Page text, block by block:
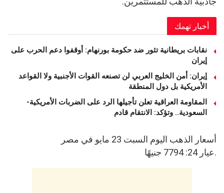
أخبار تهمك
نقابات بريطانية تثور ضد حكومة بورنهام: أوقفوا دعم الحرب على
إيران
إيران: أمن الخليج العربي لن تصنعه القوات الأجنبية ولا القواعد
الأمريكية بل دول المنطقة
المقاومة العراقية تعلن تأجيلها الرد على الضربات الأمريكية-
السعودية.. وتؤكد: الانتقام قادم
أسعار الذهب اليوم السبت 23 مايو في مصر
.عيار 24: 7794 جنيهًا